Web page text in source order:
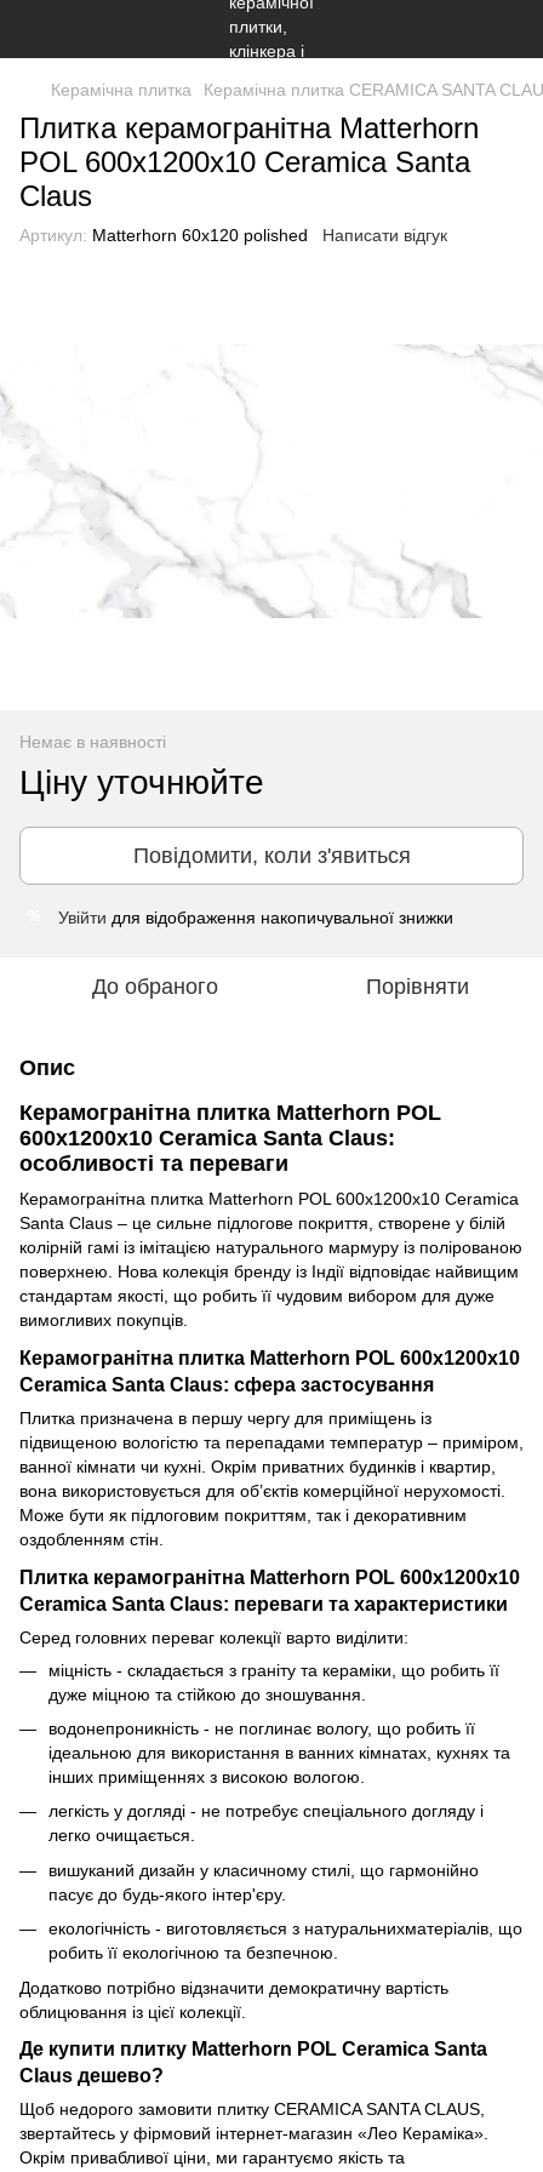
Керамічна плитка Керамічна плитка CERAMICA SANTA
Плитка керамогранітна Matterhorn
POL 600x1200x10 Ceramiсa Santa
Claus
Артикул: Matterhorn 60x120 polished Написати відгук
Немає в наявності
Ціну уточнюйте
Повідомити, коли з'явиться
Увійти для відображення накопичувальної знижки
До обраного Порівняти
Опис
Керамогранітна плитка Matterhorn POL
600x1200x10 Ceramiса Santa Claus:
особливості та переваги
Керамогранітна плитка Matterhorn POL 600x1200x10 Ceramiса
Santa Claus – це сильне підлогове покриття, створене у білій
колірній гамі із імітацією натурального мармуру із полірованою
поверхнею. Нова колекція бренду із Індії відповідає найвищим
стандартам якості, що робить її чудовим вибором для дуже
вимогливих покупців.
Керамогранітна плитка Matterhorn POL 600x1200x10
Ceramiса Santa Claus: сфера застосування
Плитка призначена в першу чергу для приміщень із
підвищеною вологістю та перепадами температур – приміром,
ванної кімнати чи кухні. Окрім приватних будинків і квартир,
вона використовується для об’єктів комерційної нерухомості.
Може бути як підлоговим покриттям, так і декоративним
оздобленням стін.
Плитка керамогранітна Matterhorn POL 600x1200x10
Ceramiса Santa Claus: переваги та характеристики
Серед головних переваг колекції варто виділити:
міцність - складається з граніту та кераміки, що робить її
дуже міцною та стійкою до зношування.
водонепроникність - не поглинає вологу, що робить її
ідеальною для використання в ванних кімнатах, кухнях та
інших приміщеннях з високою вологою.
легкість у догляді - не потребує спеціального догляду і
легко очищається.
вишуканий дизайн у класичному стилі, що гармонійно
пасує до будь-якого інтер'єру.
екологічність - виготовляється з натуральнихматеріалів, що
робить її екологічною та безпечною.
Додатково потрібно відзначити демократичну вартість
облицювання із цієї колекції.
Де купити плитку Matterhorn POL Ceramiса Santa
Claus дешево?
Щоб недорого замовити плитку CERAMICA SANTA CLAUS,
звертайтесь у фірмовий інтернет-магазин «Лео Кераміка».
Окрім привабливої ціни, ми гарантуємо якість та